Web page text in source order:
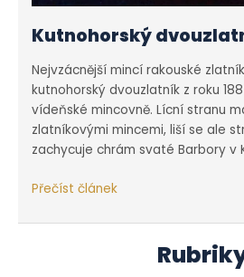
Kutnohorský
Nejvzácnější mincí rakouské
kutnohorský dvouzlatník z roku
vídeňské mincovně. Lícní stranu
zlatníkovými mincemi, liší se ale
zachycuje chrám svaté Barbory v
Kutnohorský
Přečíst článek